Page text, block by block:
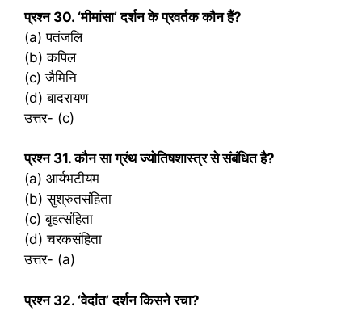
प्रश्‍न 30. ‘मीमांसा’ दर्शन के प्रवर्तक कौन हैं?
(a) पतंजलि
(b) कपिल
(c) जैमिनि
(d) बादरायण
उत्तर- (c)
प्रश्‍न 31. कौन सा ग्रंथ ज्योतिषशास्त्र से संबंधित है?
(a) आर्यभटीयम
(b) सुश्रुतसंहिता
(c) बृहत्संहिता
(d) चरकसंहिता
उत्तर- (a)
प्रश्‍न 32. ‘वेदांत’ दर्शन किसने रचा?